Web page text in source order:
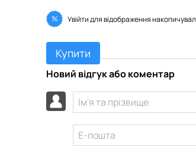
% Увійтидля відображення
Купити
Новий відгук або коментар